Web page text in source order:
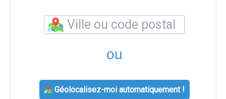
ou
Géolocalisez-moi automatiquement !